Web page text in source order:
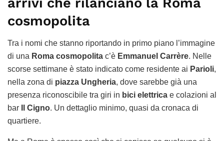
cosmopolita
Tra i nomi che stanno riportando in primo piano l’immagine
di una Roma cosmopolita c’è Emmanuel Carrère. Nelle
scorse settimane è stato indicato come residente ai Parioli,
nella zona di piazza Ungheria, dove sarebbe già una
presenza riconoscibile tra giri in bici elettrica e colazioni al
bar
Il Cigno. Un dettaglio minimo, quasi da cronaca di
quartiere.